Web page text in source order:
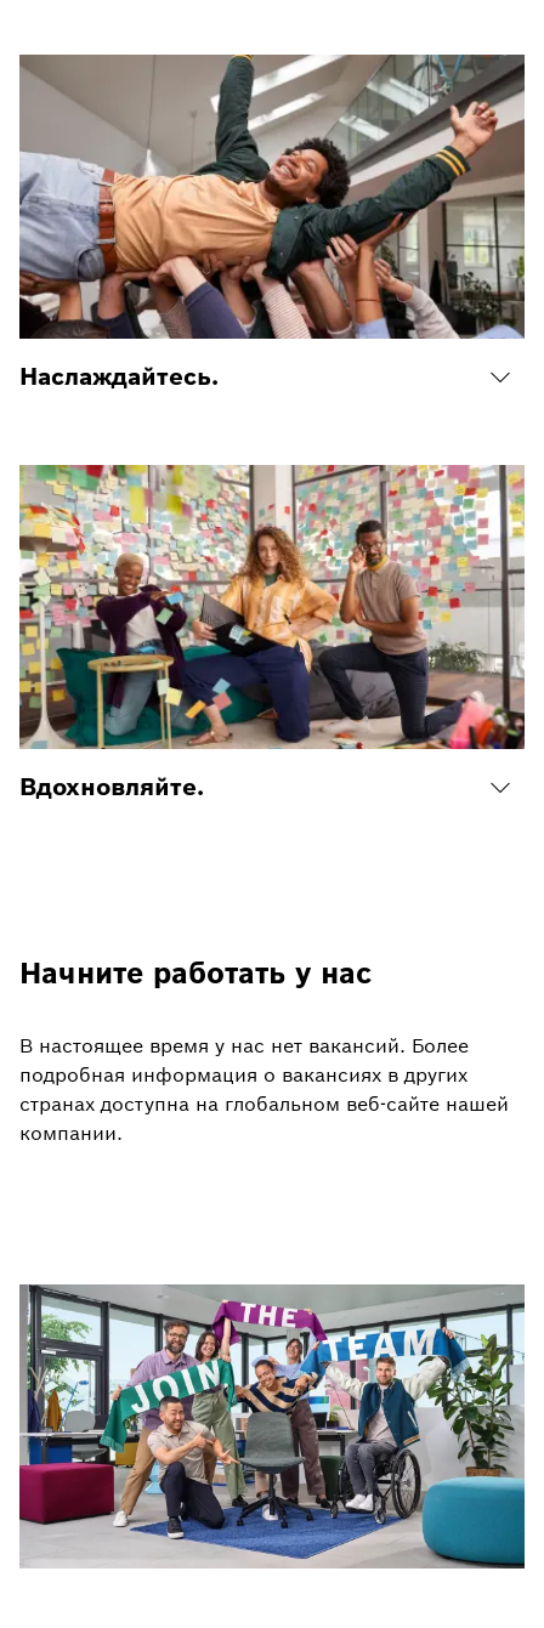
Наслаждайтесь.
Вдохновляйте.
Начните работать у нас
В настоящее время у нас нет вакансий. Более
подробная информация о вакансиях в других
странах доступна на глобальном веб-сайте нашей
компании.